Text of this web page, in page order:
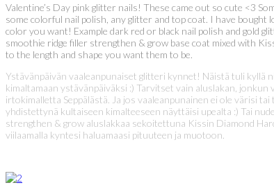
Valentine’s Day pink glitter nails! These came out so cute <3
some colorful nail polish, any glitter and top coat. I have
color you want! Example dark red or black nail polish and gold
smoothie ridge filler strengthen & grow base coat mixed with
to the length and shape you want them to be.
Ystävänpäivän vaaleanpunaiset glitteri kynnet! Näistä tuli kyllä
kimaltamaan ystävänpäiväksi :) Tarvitset vain aluslakan,
irtokimalletta Seppälästä. Ja jos vaaleanpunainen ei ole värisi
yhdistettynä kultaiseen kimalteeseen näyttäisi upealta :) Tai
strengthen & grow aluslakkaa sekoitettuna Kissin Diamond
viilaamalla kyntesi haluamaasi pituuteen ja muotoon.